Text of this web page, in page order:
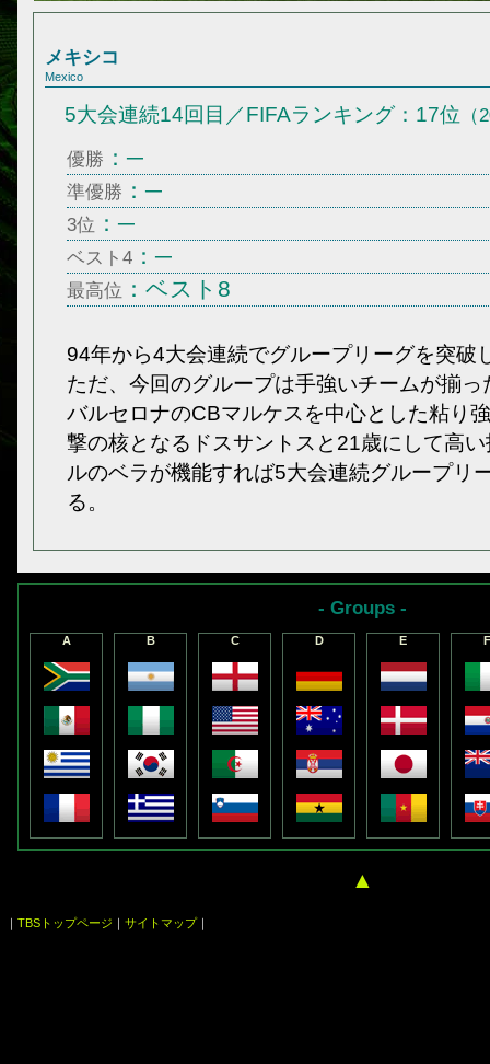
メキシコ
Mexico
5大会連続14回目／FIFAランキング：17位
優勝 ：─
準優勝 ：─
3位 ：─
ベスト4 ：─
最高位 ：ベスト8
94年から4大会連続でグループリーグを突破
ただ、今回のグループは手強いチームが揃っ
バルセロナのCBマルケスを中心とした粘り
撃の核となるドスサントスと21歳にして高
ルのベラが機能すれば5大会連続グループリ
る。
- Groups -
A B C D E F
▲
｜ TBSトップページ ｜ サイトマップ｜